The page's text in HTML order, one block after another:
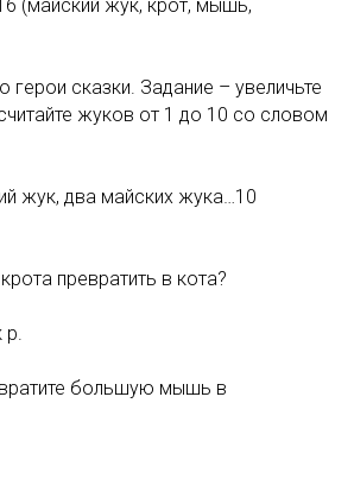
(майский жук, крот, мышь,
герои сказки. Задание – увеличьте
жуков от 1 до 10 со словом
жук, два майских жука…10
превратить в кота?
р.
большую мышь в